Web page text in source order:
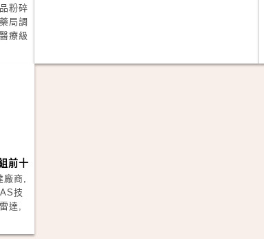
粉碎
局調
療級
前十
商,
技
達,